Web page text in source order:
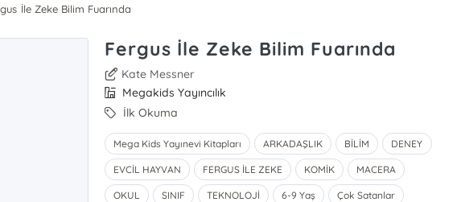
İle Zeke Bilim Fuarında
Fergus İle Zeke Bilim Fuarında
Kate Messner
Megakids Yayıncılık
İlk Okuma
Mega Kids Yayınevi Kitapları ARKADAŞLIK BİLİM DENEY
EVCİL HAYVAN FERGUS İLE ZEKE KOMİK MACERA
OKUL SINIF TEKNOLOJİ 6-9 Yaş Çok Satanlar